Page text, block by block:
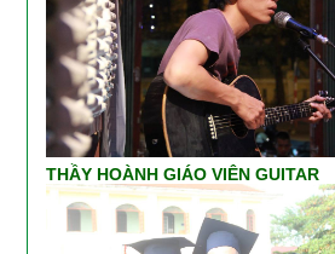
THẦY HOÀNH GIÁO VIÊN GUITAR